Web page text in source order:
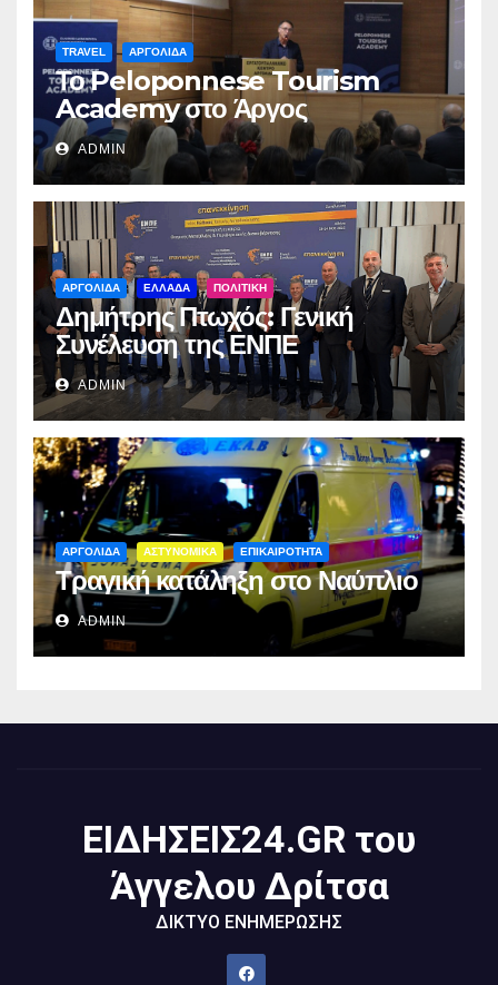
TRAVEL ΑΡΓΟΛΙΔΑ
Το Peloponnese Tourism
Academy στο Άργος
ADMIN
ΑΡΓΟΛΙΔΑ ΕΛΛΑΔΑ ΠΟΛΙΤΙΚΗ
Δημήτρης Πτωχός: Γενική
Συνέλευση της ΕΝΠΕ
ADMIN
ΑΡΓΟΛΙΔΑ ΑΣΤΥΝΟΜΙΚΑ ΕΠΙΚΑΙΡΟΤΗΤΑ
Τραγική κατάληξη στο Ναύπλιο
ADMIN
ΕΙΔΗΣΕΙΣ24.GR του
Άγγελου Δρίτσα
ΔΙΚΤΥΟ ΕΝΗΜΕΡΩΣΗΣ